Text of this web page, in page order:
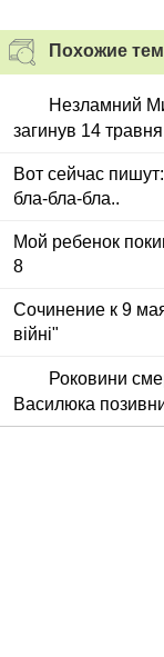
Похожие
Незламний
Вот сейчас
бла-бла-бла..
Мой ребенок
8
Сочинение к 9
війні"
Роковини
Василюка